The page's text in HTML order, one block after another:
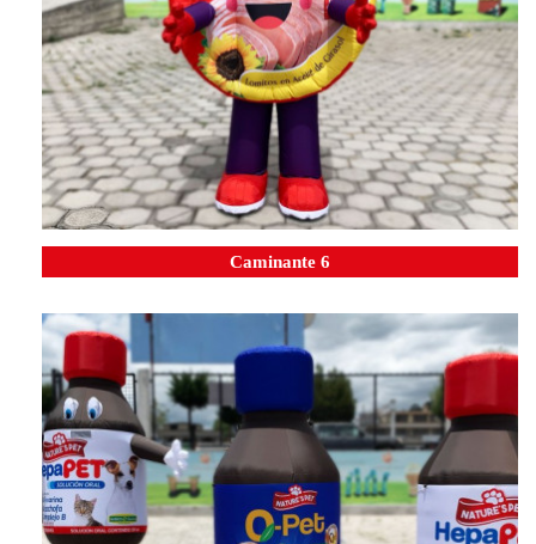
Caminante 6